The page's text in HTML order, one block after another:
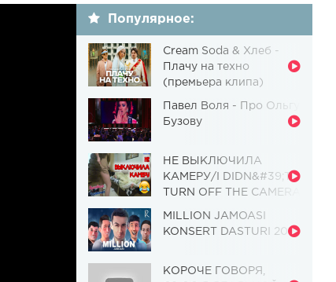
Популярное:
Cream Soda & Хлеб -
Плачу на техно
(премьера клипа)
Павел Воля - Про Ольгу
Бузову
НЕ ВЫКЛЮЧИЛА
КАМЕРУ/I DIDN&#39;T
TURN OFF THE CAMERA
Чудовище] (Выпуск 110)
MILLION JAMOASI
KONSERT DASTURI 2019
КОРОЧЕ ГОВОРЯ,